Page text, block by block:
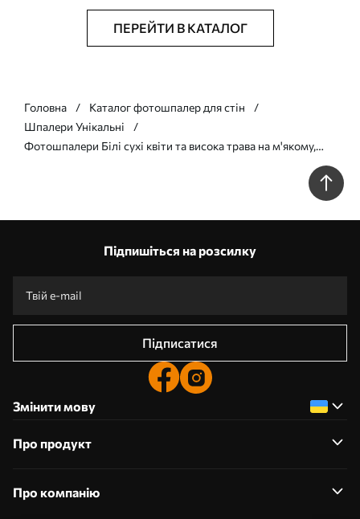
ПЕРЕЙТИ В КАТАЛОГ
Головна
Каталог фотошпалер для стін
Шпалери Унікальні
Фотошпалери Білі сухі квіти та висока трава на м'якому,
Підпишіться на розсилку
Підписатися
Змінити мову
Про продукт
Про компанію